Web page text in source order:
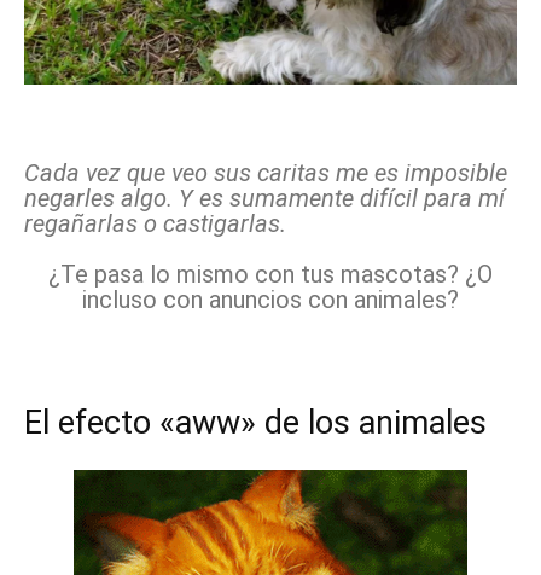
Cada vez que veo sus caritas me es imposible
negarles algo. Y es sumamente difícil para mí
regañarlas o castigarlas.
¿Te pasa lo mismo con tus mascotas? ¿O
incluso con anuncios con animales?
El efecto «aww» de los animales